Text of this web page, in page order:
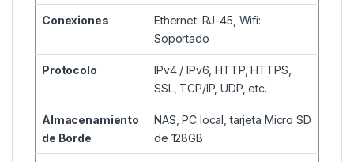
Conexiones
Ethernet: RJ-45, Wifi:
Soportado
Protocolo
IPv4 / IPv6, HTTP, HTTPS,
SSL, TCP/IP, UDP, etc.
Almacenamiento
de Borde
NAS, PC local, tarjeta Micro SD
de 128GB